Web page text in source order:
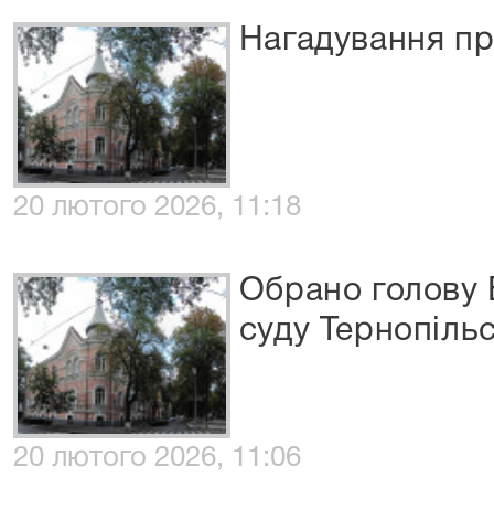
Нагадування
20 лютого 2026, 11:18
Обрано голову
суду
20 лютого 2026, 11:06